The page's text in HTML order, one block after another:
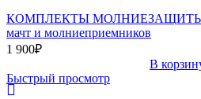
КОМПЛЕКТЫ
мачт и молниеприемников
1 900₽
В
Быстрый просмотр